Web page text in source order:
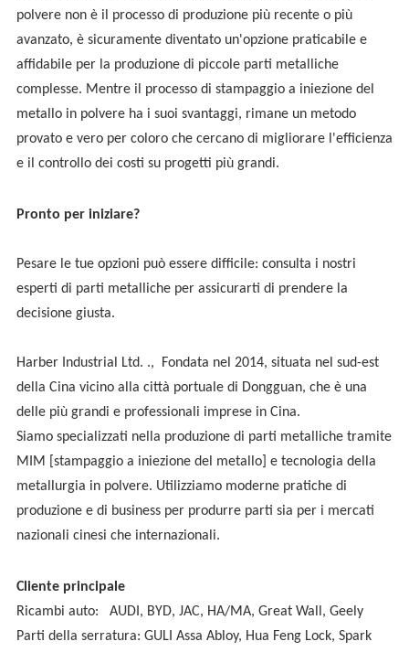
polvere non è il processo di produzione più recente o più
avanzato, è sicuramente diventato un'opzione praticabile e
affidabile per la produzione di piccole parti metalliche
complesse. Mentre il processo di stampaggio a iniezione del
metallo in polvere ha i suoi svantaggi, rimane un metodo
provato e vero per coloro che cercano di migliorare l'efficienza
e il controllo dei costi su progetti più grandi.
Pronto per iniziare?
Pesare le tue opzioni può essere difficile: consulta i nostri
esperti di parti metalliche per assicurarti di prendere la
decisione giusta.
Harber Industrial Ltd. .,
Fondata nel 2014, situata nel sud-est
della Cina vicino alla città portuale di Dongguan, che è una
delle più grandi e professionali imprese in Cina.
Siamo specializzati nella produzione di parti metalliche tramite
MIM [stampaggio a iniezione del metallo] e tecnologia della
metallurgia in polvere. Utilizziamo moderne pratiche di
produzione e di business per produrre parti sia per i mercati
nazionali cinesi che internazionali.
Cliente principale
Ricambi auto:
AUDI, BYD, JAC, HA/MA, Great Wall, Geely
Parti della serratura: GULI Assa Abloy, Hua Feng Lock, Spark